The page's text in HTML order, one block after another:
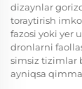
dizaynlar
toraytirish
fazosi yoki yer
dronlarni
simsiz tizimlar
ayniqsa